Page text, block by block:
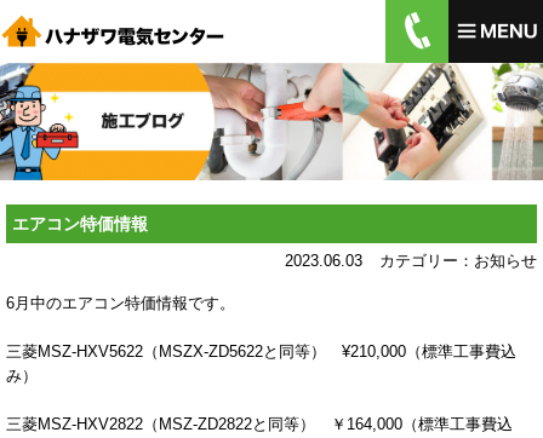
エアコン特価情報
2023.06.03 カテゴリー： お知らせ
6月中のエアコン特価情報です。
三菱MSZ-HXV5622（MSZX-ZD5622と同等） ¥210,000（標準工事費込
み）
三菱MSZ-HXV2822（MSZ-ZD2822と同等） ￥164,000（標準工事費込